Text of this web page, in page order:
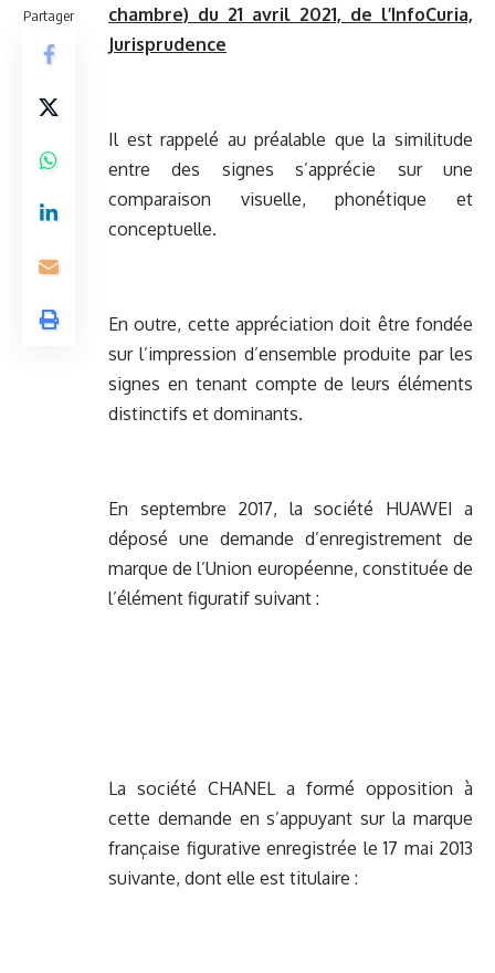
Partager
chambre) du 21 avril 2021, de l’InfoCuria,
Jurisprudence
Il est rappelé au préalable que la similitude
entre des signes s’apprécie sur une
comparaison visuelle, phonétique et
conceptuelle.
En outre, cette appréciation doit être fondée
sur l’impression d’ensemble produite par les
signes en tenant compte de leurs éléments
distinctifs et dominants.
En septembre 2017, la société HUAWEI a
déposé une demande d’enregistrement de
marque de l’Union européenne, constituée de
l’élément figuratif suivant :
La société CHANEL a formé opposition à
cette demande en s’appuyant sur la marque
française figurative enregistrée le 17 mai 2013
suivante, dont elle est titulaire :